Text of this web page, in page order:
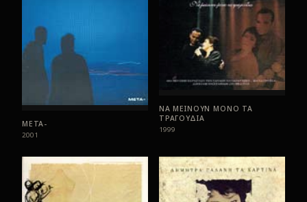
ΜΕΤΑ-
2001
ΝΑ ΜΕΙΝΟΥΝ ΜΟΝΟ ΤΑ
ΤΡΑΓΟΥΔΙΑ
1999